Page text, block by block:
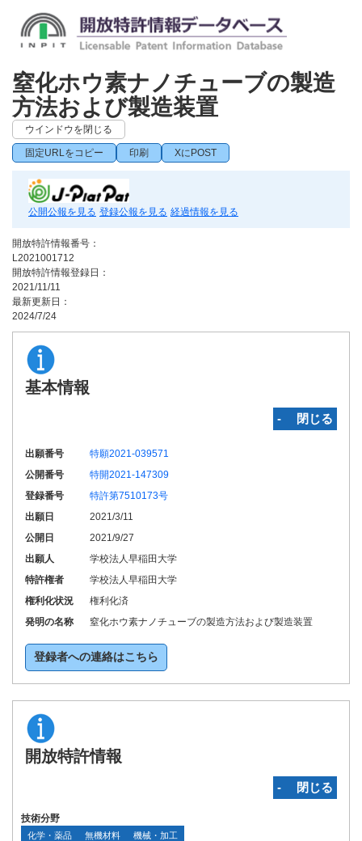
窒化ホウ素ナノチューブの製造
方法および製造装置
ウインドウを閉じる
固定URLをコピー 印刷 XにPOST
公開公報を見る 登録公報を見る 経過情報を見る
開放特許情報番号：
L2021001712
開放特許情報登録日：
2021/11/11
最新更新日：
2024/7/24
基本情報
‐ 閉じる
出願番号
特願2021-039571
公開番号
特開2021-147309
登録番号
特許第7510173号
出願日
2021/3/11
公開日
2021/9/27
出願人
学校法人早稲田大学
特許権者
学校法人早稲田大学
権利化状況
権利化済
発明の名称
窒化ホウ素ナノチューブの製造方法および製造装置
登録者への連絡はこちら
開放特許情報
‐ 閉じる
技術分野
化学・薬品 無機材料 機械・加工